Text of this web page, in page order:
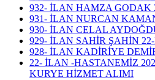
932- İLAN HAMZA GODAK
931- İLAN NURCAN
930- İLAN CELAL
929- İLAN SAHİR ŞAHİN
928- İLAN KADİRİYE
22- İLAN -HASTANEMİZ
KURYE HİZMET ALIMI